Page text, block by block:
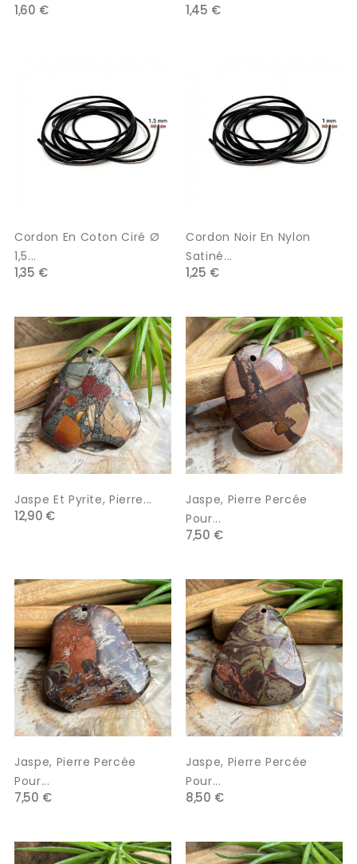
1,60 € 1,45 €
Cordon En Coton Ciré Ø
1,5...
1,35 €
Cordon Noir En Nylon
Satiné...
1,25 €
Jaspe Et Pyrite, Pierre...
12,90 €
Jaspe, Pierre Percée
Pour...
7,50 €
Jaspe, Pierre Percée
Pour...
7,50 €
Jaspe, Pierre Percée
Pour...
8,50 €